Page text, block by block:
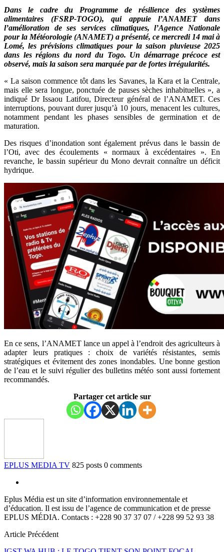
Dans le cadre du Programme de résilience des systèmes
alimentaires (FSRP-TOGO), qui appuie l’ANAMET dans
l’amélioration de ses services climatiques, l’Agence Nationale
pour la Météorologie (ANAMET) a présenté, ce mercredi 14 mai à
Lomé, les prévisions climatiques pour la saison pluvieuse 2025
dans les régions du nord du Togo. Un démarrage précoce est
observé, mais la saison sera marquée par de fortes irrégularités.
« La saison commence tôt dans les Savanes, la Kara et la Centrale,
mais elle sera longue, ponctuée de pauses sèches inhabituelles », a
indiqué Dr Issaou Latifou, Directeur général de l’ANAMET. Ces
interruptions, pouvant durer jusqu’à 10 jours, menacent les cultures,
notamment pendant les phases sensibles de germination et de
maturation.
Des risques d’inondation sont également prévus dans le bassin de
l’Oti, avec des écoulements « normaux à excédentaires ». En
revanche, le bassin supérieur du Mono devrait connaître un déficit
hydrique.
En ce sens, l’ANAMET lance un appel à l’endroit des agriculteurs à
adapter leurs pratiques : choix de variétés résistantes, semis
stratégiques et évitement des zones inondables. Une bonne gestion
de l’eau et le suivi régulier des bulletins météo sont aussi fortement
recommandés.
Partager cet article sur
EPLUS MEDIA TV 825 posts 0 comments
Eplus Média est un site d’information environnementale et
d’éducation. Il est issu de l’agence de communication et de presse
EPLUS MÉDIA. Contacts : +228 90 37 37 07 / +228 99 52 93 38
Article Précédent